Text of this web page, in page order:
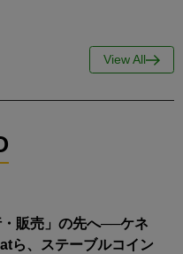
View All
販売」の先へ──ケネ
ら、ステーブルコイン